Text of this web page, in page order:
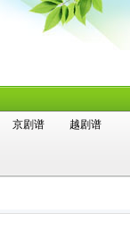
京剧谱
越剧谱